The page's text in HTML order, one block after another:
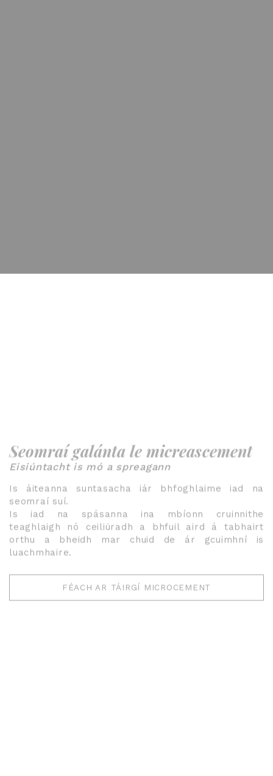
Seomraí galánta le micreascement
Eisiúntacht is mó a spreagann
Is áiteanna suntasacha iár bhfoghlaime iad na
seomraí suí.
Is iad na spásanna ina mbíonn cruinnithe
teaghlaigh nó ceiliúradh a bhfuil aird á tabhairt
orthu a bheidh mar chuid de ár gcuimhní is
luachmhaire.
FÉACH AR TÁIRGÍ MICROCEMENT